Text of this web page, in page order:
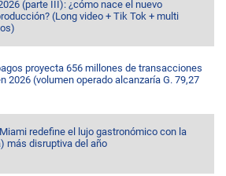
(parte III): ¿cómo nace el nuevo
(Long video + Tik Tok + multi
proyecta 656 millones de transacciones
2026 (volumen operado alcanzaría G. 79,27
redefine el lujo gastronómico con la
más disruptiva del año